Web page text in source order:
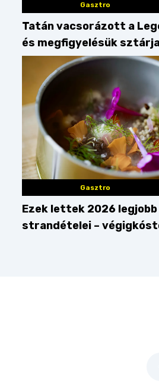
Gasztro
Tatán vacsorázott a
és megfigyelésük
Gasztro
Ezek lettek 2026
strandételei –